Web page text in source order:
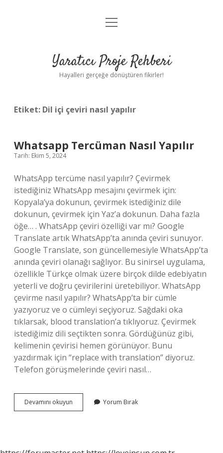
Anasayfa
Yasal Uyarı
menüyü
Yaratıcı Proje Rehberi
Hayalleri gerçeğe dönüştüren fikirler!
Etiket: Dil içi çeviri nasıl yapılır
Whatsapp Tercüman Nasıl Yapılır
Tarih: Ekim 5, 2024
WhatsApp tercüme nasıl yapılır? Çevirmek
istediğiniz WhatsApp mesajını çevirmek için:
Kopyala’ya dokunun, çevirmek istediğiniz dile
dokunun, çevirmek için Yaz’a dokunun. Daha fazla
öğe… . WhatsApp çeviri özelliği var mı? Google
Translate artık WhatsApp’ta anında çeviri sunuyor.
Google Translate, son güncellemesiyle WhatsApp’ta
anında çeviri olanağı sağlıyor. Bu sinirsel uygulama,
özellikle Türkçe olmak üzere birçok dilde edebiyatın
yeterli ve doğru çevirilerini üretebiliyor. WhatsApp
çevirme nasıl yapılır? WhatsApp’ta bir cümle
yazıyoruz ve o cümleyi seçiyoruz. Sağdaki oka
tıklarsak, blood translation’a tıklıyoruz. Çevirmek
istediğimiz dili seçtikten sonra. Gördüğünüz gibi,
kelimenin çevirisi hemen görünüyor. Bunu
yazdırmak için “replace with translation” diyoruz.
Telefon görüşmelerinde çeviri nasıl…
Devamını okuyun Whatsapp
Tercüman
Yorum Bırak